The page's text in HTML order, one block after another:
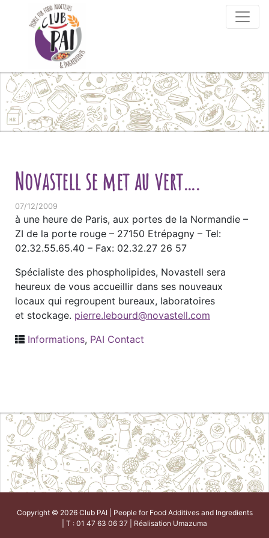
Skip to content
Novastell se met au vert….
07/12/2009
à une heure de Paris, aux portes de la Normandie –
ZI de la porte rouge – 27150 Etrépagny – Tel:
02.32.55.65.40 – Fax: 02.32.27 26 57
Spécialiste des phospholipides, Novastell sera
heureux de vous accueillir dans ses nouveaux
locaux qui regroupent bureaux, laboratoires
et stockage. pierre.lebourd@novastell.com
Informations, PAI Contact
Copyright © 2026 Club PAI | People for Food Additives and Ingredients
| T : 01 47 63 06 37 | Réalisation Umazuma